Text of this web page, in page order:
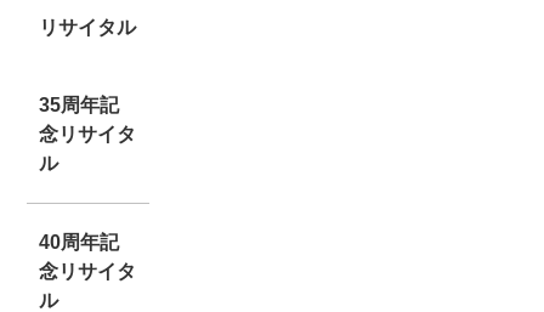
リサイタル
35周年記
念リサイタ
ル
40周年記
念リサイタ
ル